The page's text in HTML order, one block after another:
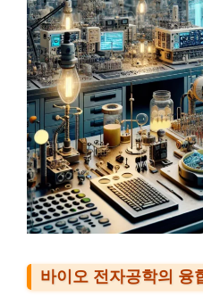
바이오 전자공학의 융